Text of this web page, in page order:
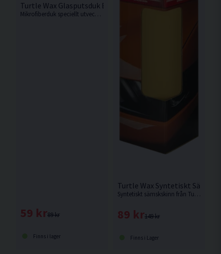
Turtle Wax Glasputsduk Blå 40x40cm
Mikrofiberduk speciellt utvecklad för rengöring av glas, speglar & plastytor.
89 kr
59 kr
Finns i lager
Turtle Wax Syntetiskt
Syntetiskt sämskskinn från Turtle Wax.
149 kr
89 kr
Finns i Lager